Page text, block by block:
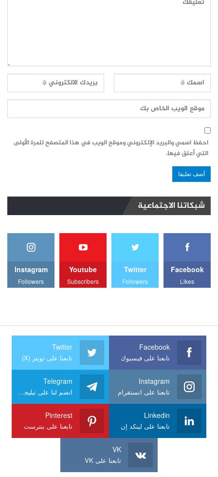
احفظ اسمي والبريد الإلكتروني وموقع الويب في هذا المتصفح للمرة الأولى
التي أعلق فيها.
شبكاتنا الاجتماعية
Facebook
Likes
Twitter
Followers
Youtube
Subscribers
Instagram
Followers
Facebook
تابعنا على فيسبوك
Twitter
تابعنا على تويتر (X)
Instagram
تابعنا على انستقرام
Telegram
انضم لنا على تيليجرام
Linkedin
تابعنا على لينكد إن
Pinterest
تابعنا على بنترست
VK
تابعنا على VK